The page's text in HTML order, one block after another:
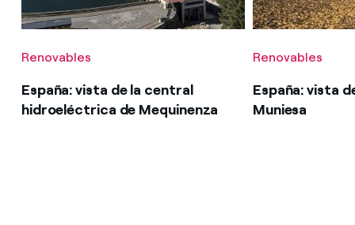
Renovables
España: vista de la central
hidroeléctrica de Mequinenza
Renovables
España: vista
Muniesa